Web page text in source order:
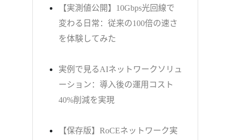
【実測値公開】10Gbps光回線で
変わる日常：従来の100倍の速さ
を体験してみた
実例で見るAIネットワークソリュ
ーション：導入後の運用コスト
40%削減を実現
【保存版】RoCEネットワーク実